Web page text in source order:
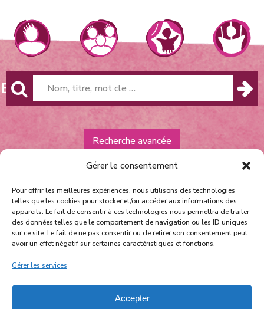
Gérer le consentement
Pour offrir les meilleures expériences, nous utilisons des technologies
telles que les cookies pour stocker et/ou accéder aux informations des
appareils. Le fait de consentir à ces technologies nous permettra de traiter
des données telles que le comportement de navigation ou les ID uniques
sur ce site. Le fait de ne pas consentir ou de retirer son consentement peut
avoir un effet négatif sur certaines caractéristiques et fonctions.
Gérer les services
Accepter
Recherche avancée
Équipe et contact
Politique de confidentialité
facebookinstagram